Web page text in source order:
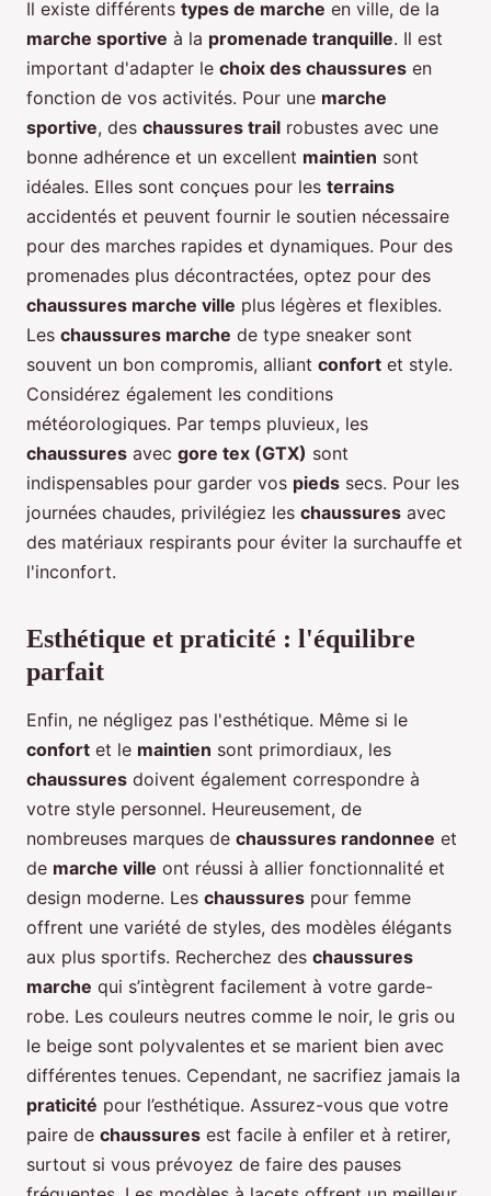
Il existe différents types de marche en ville, de la
marche sportive à la promenade tranquille. Il est
important d'adapter le choix des chaussures en
fonction de vos activités. Pour une marche
sportive, des chaussures trail robustes avec une
bonne adhérence et un excellent maintien sont
idéales. Elles sont conçues pour les terrains
accidentés et peuvent fournir le soutien nécessaire
pour des marches rapides et dynamiques. Pour des
promenades plus décontractées, optez pour des
chaussures marche ville plus légères et flexibles.
Les chaussures marche de type sneaker sont
souvent un bon compromis, alliant confort et style.
Considérez également les conditions
météorologiques. Par temps pluvieux, les
chaussures avec gore tex (GTX) sont
indispensables pour garder vos pieds secs. Pour les
journées chaudes, privilégiez les chaussures avec
des matériaux respirants pour éviter la surchauffe et
l'inconfort.
Esthétique et praticité : l'équilibre
parfait
Enfin, ne négligez pas l'esthétique. Même si le
confort et le maintien sont primordiaux, les
chaussures doivent également correspondre à
votre style personnel. Heureusement, de
nombreuses marques de chaussures randonnee et
de marche ville ont réussi à allier fonctionnalité et
design moderne. Les chaussures pour femme
offrent une variété de styles, des modèles élégants
aux plus sportifs. Recherchez des chaussures
marche qui s’intègrent facilement à votre garde-
robe. Les couleurs neutres comme le noir, le gris ou
le beige sont polyvalentes et se marient bien avec
différentes tenues. Cependant, ne sacrifiez jamais la
praticité pour l’esthétique. Assurez-vous que votre
paire de chaussures est facile à enfiler et à retirer,
surtout si vous prévoyez de faire des pauses